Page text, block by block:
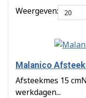
Weergeven:
Malanico
Afsteekmes 15
werkdagen...